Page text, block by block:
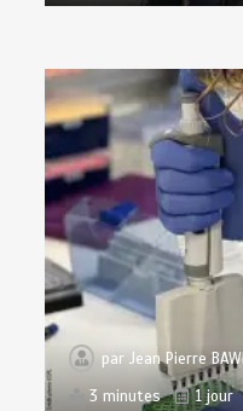
parJean Pierre
3 minutes
1 jour